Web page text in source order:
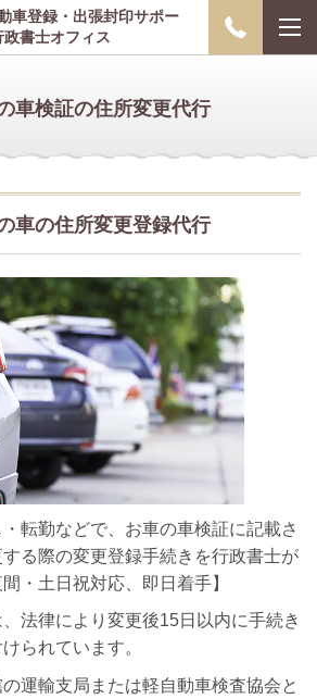
車登録・出張封印サポー
政書士オフィス
車検証の住所変更代行
車の住所変更登録代行
転勤などで、お車の車検証に記載さ
る際の変更登録手続きを行政書士が
・土日祝対応、即日着手】
法律により変更後15日以内に手続き
られています。
運輸支局または軽自動車検査協会と